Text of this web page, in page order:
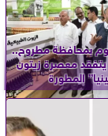
بمحافظة مطروح..
يتفقد معصرة زيتون
المطورة